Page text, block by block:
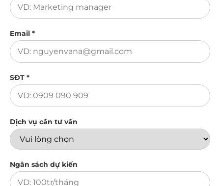
Email *
SĐT *
Dịch vụ cần tư vấn
Ngân sách dự kiến